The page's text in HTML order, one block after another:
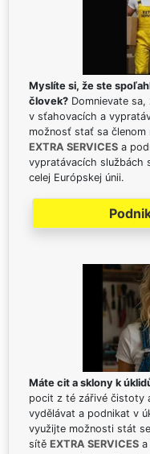
Myslíte si, že ste
človek? Domnievate
v sťahovacích a
možnosť stať sa členom
EXTRA SERVICES a
vypratávacích službách
celej Európskej únii.
Máte cit a sklony k
pocit z té zářivé čistoty
vydělávat a podnikat v
využijte možnosti stát
sítě EXTRA SERVICES a